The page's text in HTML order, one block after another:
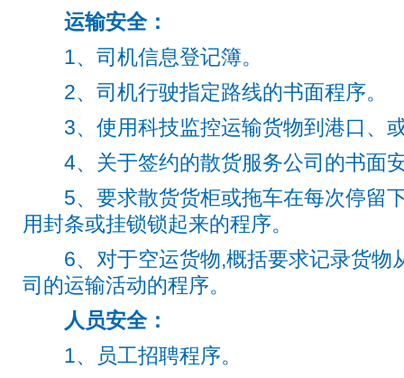
运输安全：
1、司机信息登记簿。
2、司机行驶指定路线的书面程序。
3、使用科技监控运输货物到港口、
4、关于签约的散货服务公司的书面
5、要求散货货柜或拖车在每次停留
用封条或挂锁锁起来的程序。
6、对于空运货物,概括要求记录货物
司的运输活动的程序。
人员安全：
1、员工招聘程序。